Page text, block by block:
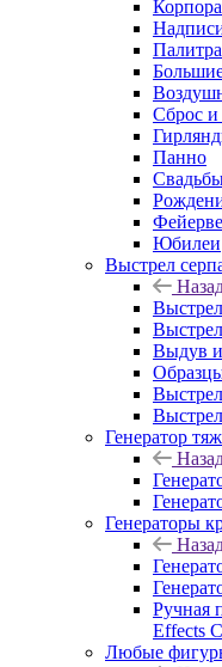
Сброс и
Панно
Юбилеи
Выстрел
Выдув и
Генератор
Генераторы
Ручная
Effects
Любые